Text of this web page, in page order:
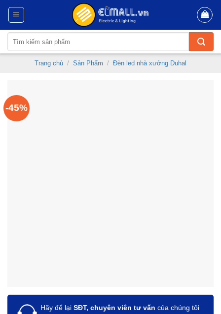
Skip
content
kiếm:
Trang chủ / Sản Phẩm / Đèn led nhà xưởng Duhal
-45%
Hãy để lại SĐT, chuyên viên tư vấn của chúng tôi